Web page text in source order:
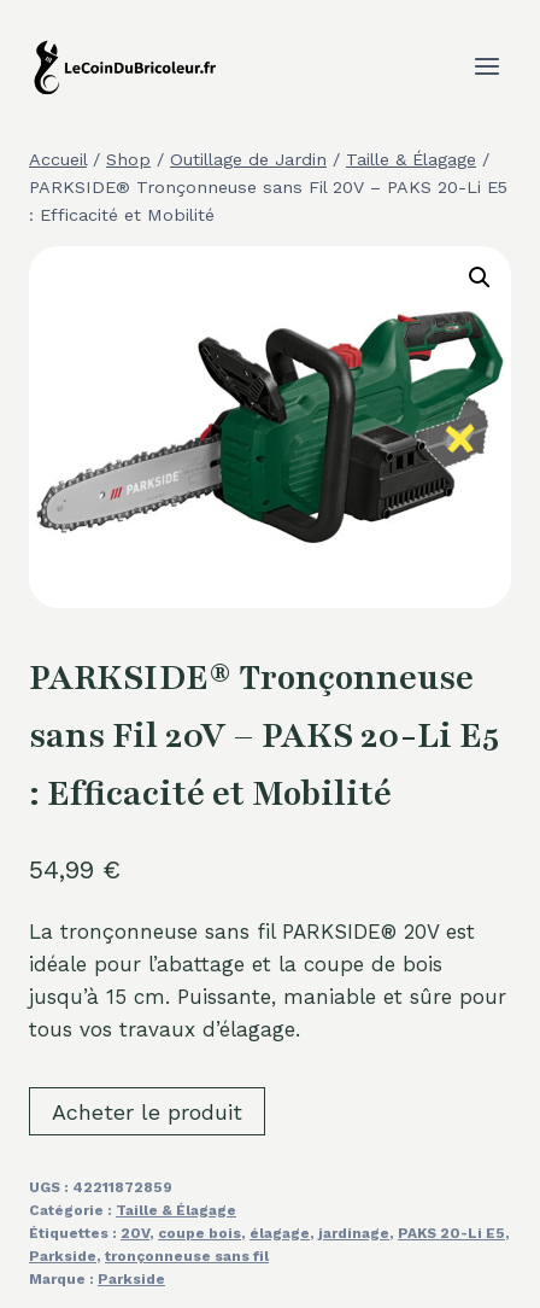
contenu
Accueil / Shop / Outillage de Jardin / Taille & Élagage /
PARKSIDE® Tronçonneuse sans Fil 20V – PAKS 20-Li E5
: Efficacité et Mobilité
PARKSIDE® Tronçonneuse
sans Fil 20V – PAKS 20-Li E5
: Efficacité et Mobilité
54,99 €
La tronçonneuse sans fil PARKSIDE® 20V est
idéale pour l’abattage et la coupe de bois
jusqu’à 15 cm. Puissante, maniable et sûre pour
tous vos travaux d’élagage.
Acheter le produit
UGS : 42211872859
Catégorie : Taille & Élagage
Étiquettes : 20V, coupe bois, élagage, jardinage, PAKS 20-Li E5,
Parkside, tronçonneuse sans fil
Marque : Parkside